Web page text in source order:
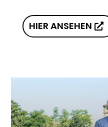
HIER ANSEHEN